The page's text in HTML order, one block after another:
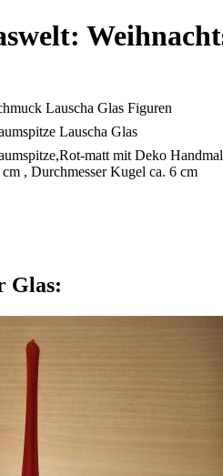
Lauscha Glas Figuren
Lauscha Glas
matt mit Deko
, Durchmesser Kugel ca. 6 cm
Glas: